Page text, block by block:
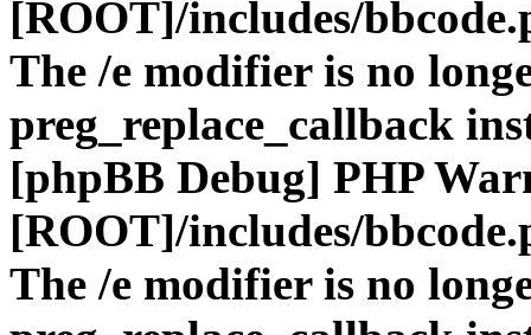
[ROOT]/includes/
The /e modifier is no
preg_replace_callback
[phpBB Debug] PHP
[ROOT]/includes/
The /e modifier is no